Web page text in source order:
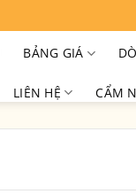
BẢNG GIÁ
LIÊN HỆ CẨM